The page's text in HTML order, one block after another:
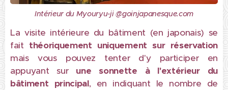
Intérieur du Myouryu-ji @goinjapanesque.com
La visite intérieure du bâtiment (en japonais) se
fait théoriquement uniquement sur réservation
mais vous pouvez tenter d'y participer en
appuyant surune sonnette à l'extérieur du
bâtiment principal, en indiquant le nombre de